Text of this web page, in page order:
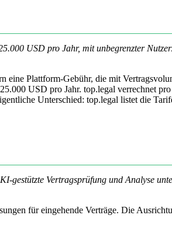
USD pro Jahr, mit unbegrenzter
Plattform-Gebühr, die mit
USD pro Jahr. top.legal verrechnet
Unterschied: top.legal listet die
Vertragsprüfung und Analyse
für eingehende Verträge. Die